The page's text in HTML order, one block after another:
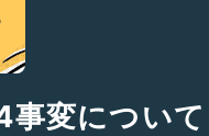
変について